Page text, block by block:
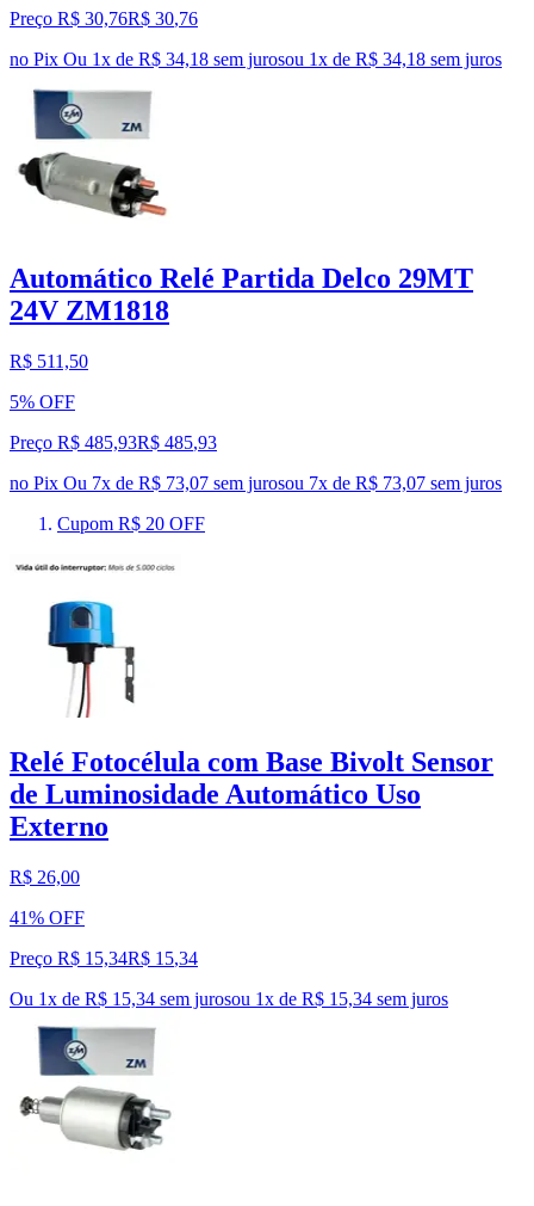
Preço R$ 30,76R$ 30,76
no Pix Ou 1x de R$ 34,18 sem jurosou 1x de R$ 34,18 sem juros
Automático Relé Partida Delco 29MT
24V ZM1818
R$ 511,50
5% OFF
Preço R$ 485,93R$ 485,93
no Pix Ou 7x de R$ 73,07 sem jurosou 7x de R$ 73,07 sem juros
Cupom R$ 20 OFF
Relé Fotocélula com Base Bivolt Sensor
de Luminosidade Automático Uso
Externo
R$ 26,00
41% OFF
Preço R$ 15,34R$ 15,34
Ou 1x de R$ 15,34 sem jurosou 1x de R$ 15,34 sem juros